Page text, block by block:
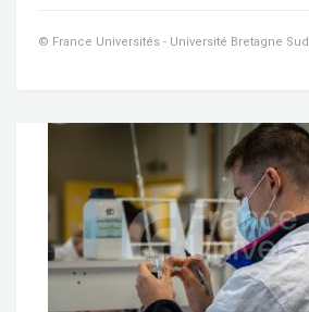
© France Universités - Université Bretagne Sud